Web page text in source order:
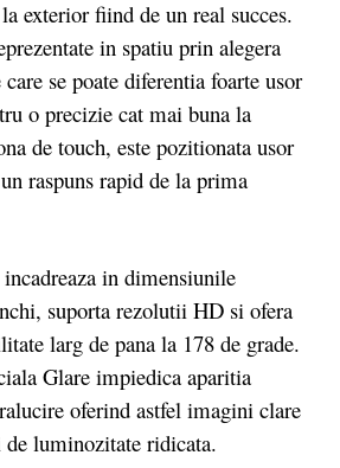
exterior fiind de un real succes.
in spatiu prin alegera
se poate diferentia foarte usor
o precizie cat mai buna la
de touch, este pozitionata usor
raspuns rapid de la prima
incadreaza in dimensiunile
suporta rezolutii HD si ofera
larg de pana la 178 de grade.
Glare impiedica aparitia
oferind astfel imagini clare
luminozitate ridicata.